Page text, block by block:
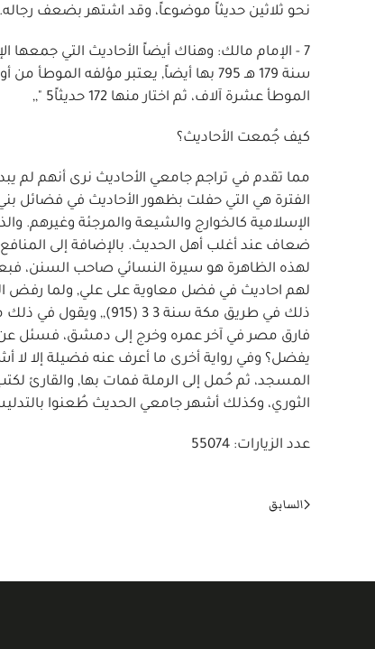
نحو ثلاثين حديثاً موضوعاً، وقد اشتهر بضعف رجاله. وتُوفي ابن ماجه سنة 273هـ
سنة 179 هـ 795 بها أيضاً, يعتبر
الموطأ عشرة آلاف، ثم اختار منها 172 حديثاً5 ",,
كيف جُمعت الأحاديث؟
الفترة هي التي حفلت بظهور الأحاديث في فضائل
الإسلامية كالخوارج والشيعة والمرجئة وغيرهم.
ضعاف عند أغلب أهل الحديث. بالإضافة إلى
لهم احاديث في فضل معاوية على علي, ولما
ذلك في طريق مكة سنة
فارق مصر في آخر عمره وخرج إلى دمشق، فسئل عن
المسجد، ثم حُمل إلى الرملة فمات بها, والقارئ
الثوري، وكذلك أشهر جامعي الحديث طُعنوا
عدد الزيارات: 55074
السابق